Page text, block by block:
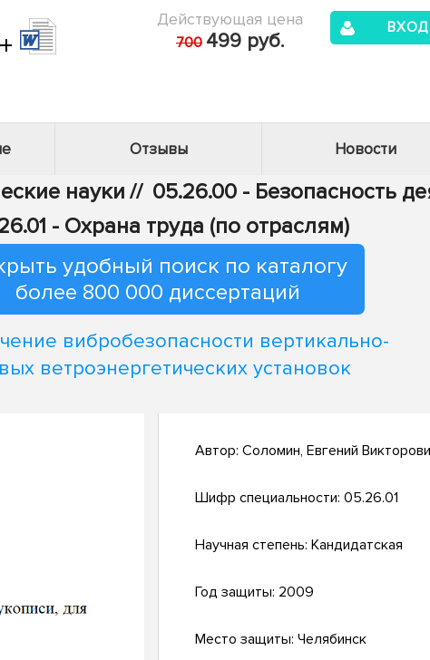
+
Действующая цена
700 499 руб.
ВХОД
Отзывы Новости
науки // 05.26.00 - Безопасность
- Охрана труда (по отраслям)
удобный поиск по каталогу
более 800 000 диссертаций
вибробезопасности вертикально-
ветроэнергетических установок
Автор: Соломин, Евгений
Шифр специальности: 05.26.01
Научная степень: Кандидатская
Год защиты: 2009
Место защиты: Челябинск